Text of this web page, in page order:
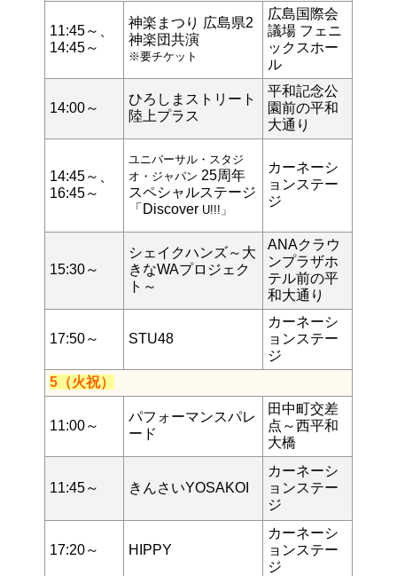
11:45～、
14:45～
神楽まつり 広島県2
神楽団共演
※要チケット
広島国際会
議場 フェニ
ックスホー
ル
14:00～
ひろしまストリート
陸上プラス
平和記念公
園前の平和
大通り
14:45～、
16:45～
ユニバーサル・スタジ
オ・ジャパン 25周年
スペシャルステージ
「Discover U!!!」
カーネーシ
ョンステー
ジ
15:30～
シェイクハンズ～大
きなWAプロジェク
ト～
ANAクラウ
ンプラザホ
テル前の平
和大通り
17:50～ STU48
カーネーシ
ョンステー
ジ
5（火祝）
11:00～
パフォーマンスパレ
ード
田中町交差
点～西平和
大橋
11:45～ きんさいYOSAKOI
カーネーシ
ョンステー
ジ
17:20～ HIPPY
カーネーシ
ョンステー
ジ